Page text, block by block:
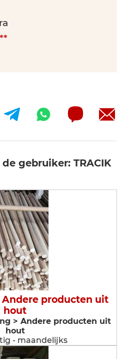
gebruiker: TRACIK
producten uit
hout
> Andere producten uit
hout
- maandelijks